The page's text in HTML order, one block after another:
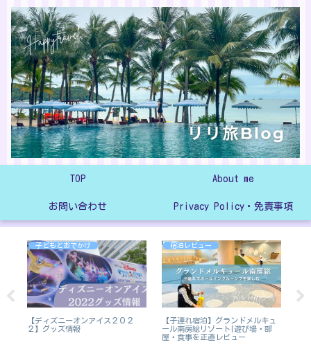
TOP About me
お問い合わせ Privacy Policy・免責事項
子どもとおでかけ
【ディズニーオンアイス２０２
２】グッズ情報
宿泊レビュー
【子連れ宿泊】グランドメルキュ
ール南房総リゾート|遊び場・部
屋・食事を正直レビュー